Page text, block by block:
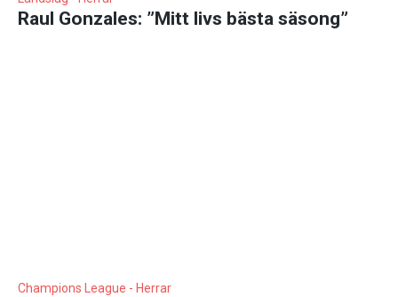
Raul Gonzales: ”Mitt livs bästa säsong”
Champions League - Herrar